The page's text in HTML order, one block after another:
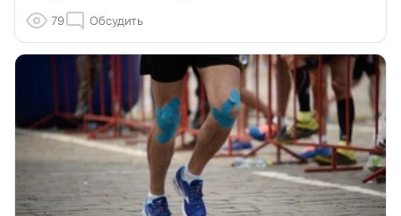
79 Обсудить